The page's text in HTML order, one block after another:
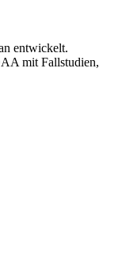
entwickelt.
mit Fallstudien,